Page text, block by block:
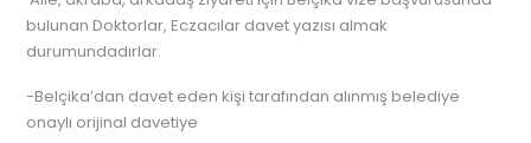
bulunan Doktorlar, Eczacılar davet yazısı almak
durumundadırlar.
-Belçika’dan davet eden kişi tarafından alınmış belediye
onaylı orijinal davetiye